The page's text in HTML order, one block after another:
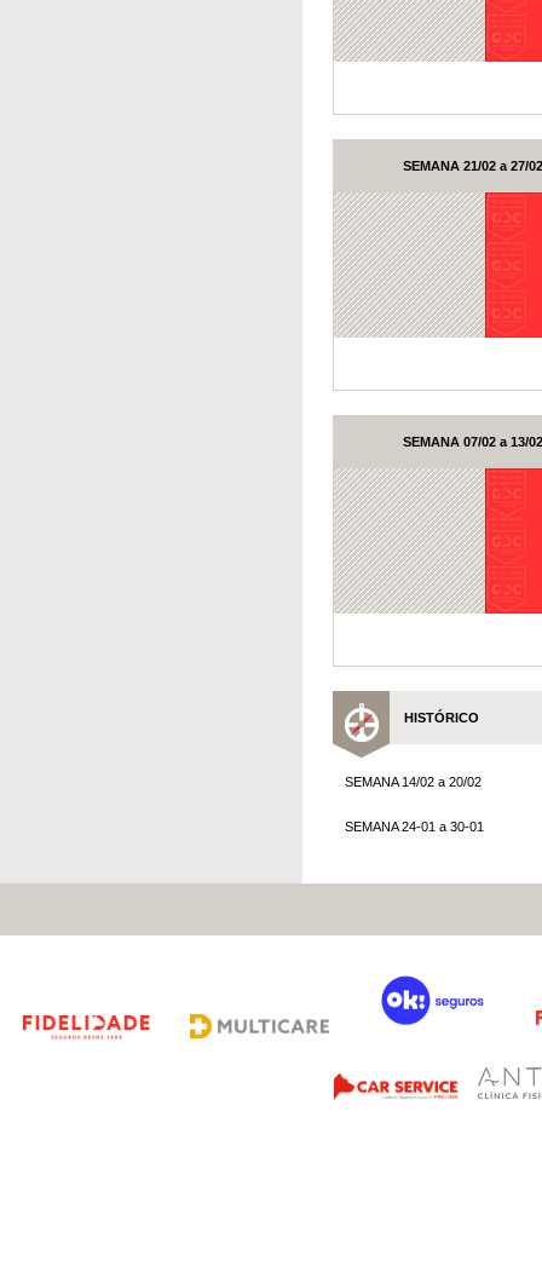
SEMANA 21/02 a 27/02
SEMANA 07/02 a 13/02
HISTÓRICO
SEMANA 14/02 a 20/02
SEMANA 24-01 a 30-01